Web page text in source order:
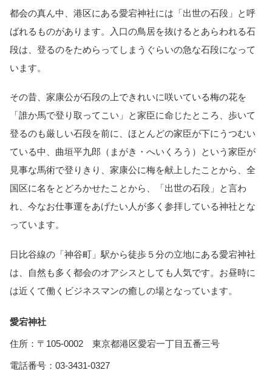
都会の真ん中、港区にある愛宕神社には「出世の石段」と呼
ばれるものがあります。入口の鳥居を抜けるとあらわれる石
段は、登るのをためらってしまうぐらいの急な石段になって
います。
その昔、家康公が石段の上できれいに咲いている梅の花を
「誰か馬で登り取ってこい」と家臣に命じたところ、歩いて
登るのも厳しい石段を前に、ほとんどの家臣が下にうつむい
ている中、曲垣平九郎（まがき・へいくろう）という家臣が
見事な馬術で登りきり、家康公に梅を献上したことから、全
国区に名をとどろかせたことから、「出世の石段」と言わ
れ、今なお仕事運をあげたい人が多く参拝している神社とな
っています。
日比谷線の「神谷町」駅から徒歩５分の立地にある愛宕神社
は、自然も多く都会のオアシスとしても人気です。お昼時に
は近くて働くビジネスマンの癒しの場となっています。
愛宕神社
住所：〒105-0002 東京都港区愛宕一丁目五番三号
電話番号：03-3431-0327